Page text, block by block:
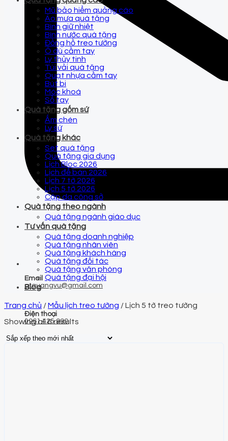
Email
qtquangvu@gmail.com
Điện thoại
0961 425 999
Mũ bảo hiểm quảng cáo
Áo mưa quà tặng
Bình giữ nhiệt
Bình nước quà tặng
Đồng hồ treo tường
Ô dù cầm tay
Ly thủy tinh
Túi vải quà tặng
Quạt nhựa cầm tay
Bút bi
Móc khoá
Sổ tay
Quà tặng gốm sứ
Ấm chén
Ly sứ
Quà tặng khác
Set quà tặng
Quà tặng gia dụng
Lịch Bloc 2026
Lịch để bàn 2026
Lịch 7 tờ 2026
Lịch 5 tờ 2026
Cặp da công sở
Quà tặng theo ngành
Quà tặng ngành giáo dục
Tư vấn quà tặng
Quà tặng doanh nghiệp
Quà tặng nhân viên
Quà tặng khách hàng
Quà tặng đối tác
Quà tặng văn phòng
Quà tặng đại hội
Blog
Trang chủ /Mẫu lịch treo tường /Lịch 5 tờ treo tường
Showing all 6 results